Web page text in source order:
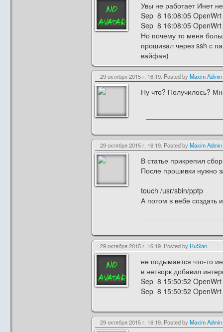
Увы не работает Инет
Sep 8 16:08:05
Sep 8 16:08:05
Но почему то меня
прошивал через ssh с
вайфая)
29 октября 2015 г. 16:19. Posted by Maxim Admin
Ну что? Получилось?
29 октября 2015 г. 16:19. Posted by Maxim Admin
В статье прикрепил
После прошивки нужно
touch /usr/sbin/pptp
А потом в вебе создать
29 октября 2015 г. 16:19. Posted by RuSlan
не подымается что-то
в нетворк добавил
Sep 8 15:50:52
Sep 8 15:50:52
29 октября 2015 г. 16:19. Posted by Maxim Admin